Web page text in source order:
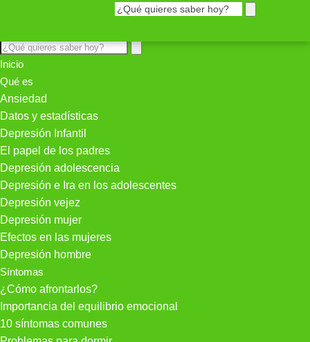
Inicio
Qué es
Ansiedad
Datos y estadísticas
Depresión Infantil
El papel de los padres
Depresión adolescencia
Depresión e Ira en los adolescentes
Depresión vejez
Depresión mujer
Efectos en las mujeres
Depresión hombre
Síntomas
¿Cómo afrontarlos?
Importancia del equilibrio emocional
10 síntomas comunes